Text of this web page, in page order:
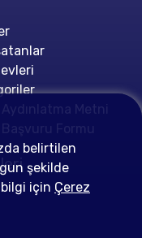
belirtilen
şekilde
için Çerez